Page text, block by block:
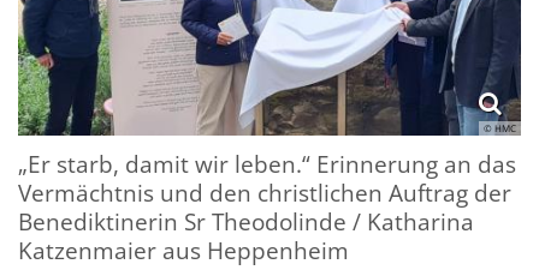
© HMC
„Er starb, damit wir leben.“ Erinnerung an das
Vermächtnis und den christlichen Auftrag der
Benediktinerin Sr Theodolinde / Katharina
Katzenmaier aus Heppenheim